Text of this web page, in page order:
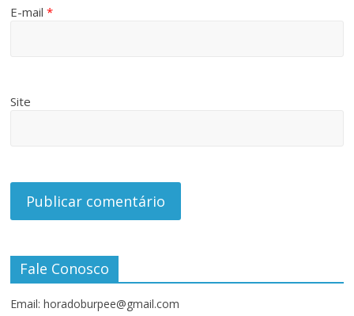
E-mail*
Site
Fale Conosco
Email: horadoburpee@gmail.com